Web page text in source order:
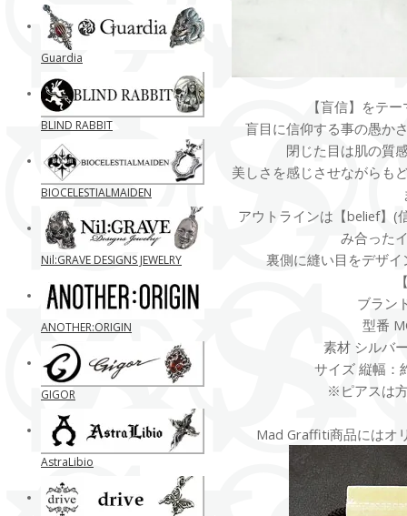
【盲信】をテ
盲目に信仰する事の愚か
閉じた目は肌の質
美しさを感じさせながらも
アウトラインは【belief】(
み合った
裏側に縫い目をデザ
ブラン
型番
素材 シルバ
サイズ 縦幅：
※ピアスは
Mad Graffiti商品にはオ
Guardia
BLIND RABBIT
BIOCELESTIALMAIDEN
Nil:GRAVE DESIGNS JEWELRY
ANOTHER:ORIGIN
GIGOR
AstraLibio